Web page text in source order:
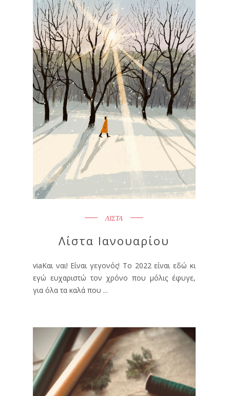
ΛΙΣΤΑ
Λίστα Ιανουαρίου
viaΚαι ναι! Είναι γεγονός! Το 2022 είναι εδώ κι
εγώ ευχαριστώ τον χρόνο που μόλις έφυγε,
για όλα τα καλά που ...